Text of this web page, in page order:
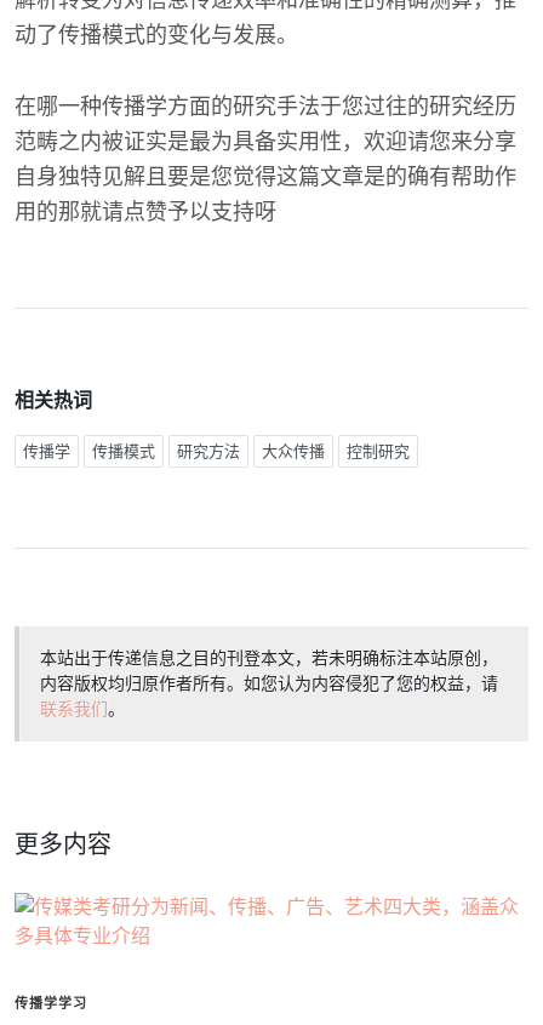
动了传播模式的变化与发展。
在哪一种传播学方面的研究手法于您过往的研究经历
范畴之内被证实是最为具备实用性，欢迎请您来分享
自身独特见解且要是您觉得这篇文章是的确有帮助作
用的那就请点赞予以支持呀
相关热词
传播学 传播模式 研究方法 大众传播 控制研究
本站出于传递信息之目的刊登本文，若未明确标注本站原创，
内容版权均归原作者所有。如您认为内容侵犯了您的权益，请
联系我们。
更多内容
传播学学习